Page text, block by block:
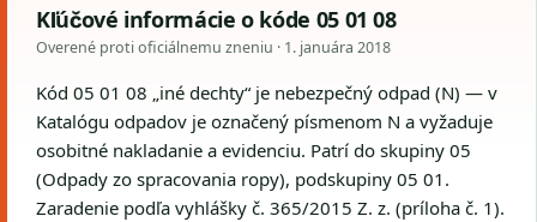
Kľúčové informácie o kóde 05 01 08
Overené proti oficiálnemu zneniu · 1. januára 2018
Kód 05 01 08 „iné dechty“ je nebezpečný odpad (N) — v
Katalógu odpadov je označený písmenom N a vyžaduje
osobitné nakladanie a evidenciu. Patrí do skupiny 05
(Odpady zo spracovania ropy), podskupiny 05 01.
Zaradenie podľa vyhlášky č. 365/2015 Z. z. (príloha č. 1).